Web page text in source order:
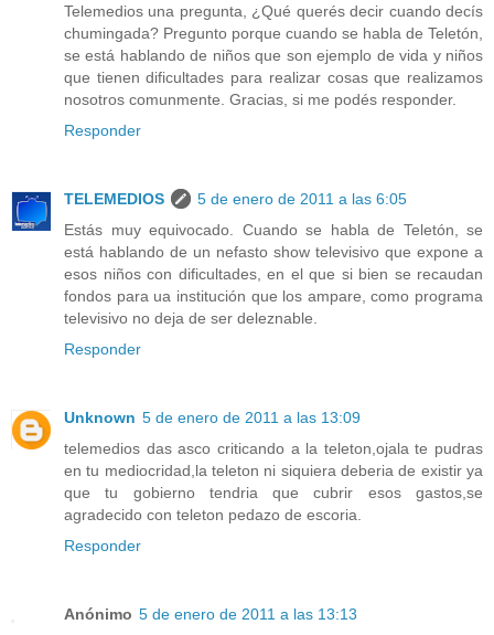
Telemedios una pregunta, ¿Qué querés decir cuando decís
chumingada? Pregunto porque cuando se habla de Teletón,
se está hablando de niños que son ejemplo de vida y niños
que tienen dificultades para realizar cosas que realizamos
nosotros comunmente. Gracias, si me podés responder.
Responder
TELEMEDIOS
5 de enero de 2011 a las 6:05
Estás muy equivocado. Cuando se habla de Teletón, se
está hablando de un nefasto show televisivo que expone a
esos niños con dificultades, en el que si bien se recaudan
fondos para ua institución que los ampare, como programa
televisivo no deja de ser deleznable.
Responder
Unknown 5 de enero de 2011 a las 13:09
telemedios das asco criticando a la teleton,ojala te pudras
en tu mediocridad,la teleton ni siquiera deberia de existir ya
que tu gobierno tendria que cubrir esos gastos,se
agradecido con teleton pedazo de escoria.
Responder
Anónimo 5 de enero de 2011 a las 13:13